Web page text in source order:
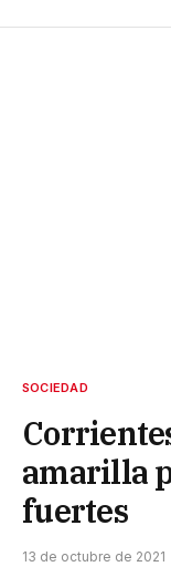
SOCIEDAD
amarilla
fuertes
13 de octubre de 2021